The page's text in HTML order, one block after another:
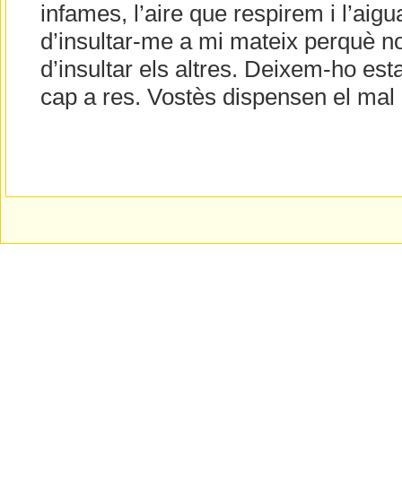
infames, l’aire que respirem i
d’insultar-me a mi mateix perquè
d’insultar els altres. Deixem-ho
cap a res. Vostès dispensen el